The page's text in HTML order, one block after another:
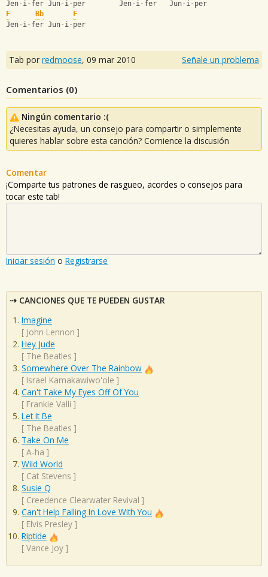
Jen-i-fer Jun-i-per        Jen-i-fer   Jun-i-per
F
Bb
F
Jen-i-fer Jun-i-per
Tab por redmoose, 09 mar 2010 Señale un problema
Comentarios (0)
Ningún comentario :(
¿Necesitas ayuda, un consejo para compartir o simplemente
quieres hablar sobre esta canción? Comience la discusión
Comentar
¡Comparte tus patrones de rasgueo, acordes o consejos para
tocar este tab!
Iniciar sesión o Registrarse
CANCIONES QUE TE PUEDEN GUSTAR
Imagine
[ John Lennon ]
Hey Jude
[ The Beatles ]
Somewhere Over The Rainbow
[ Israel Kamakawiwo'ole ]
Can't Take My Eyes Off Of You
[ Frankie Valli ]
Let It Be
[ The Beatles ]
Take On Me
[ A-ha ]
Wild World
[ Cat Stevens ]
Susie Q
[ Creedence Clearwater Revival ]
Can't Help Falling In Love With You
[ Elvis Presley ]
Riptide
[ Vance Joy ]